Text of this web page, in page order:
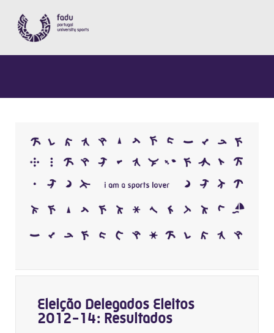
Eleição Delegados Eleitos
2012-14: Resultados